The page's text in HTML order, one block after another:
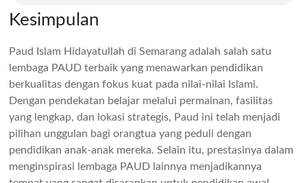
Kesimpulan
Paud Islam Hidayatullah di Semarang adalah salah satu
lembaga PAUD terbaik yang menawarkan pendidikan
berkualitas dengan fokus kuat pada nilai-nilai Islami.
Dengan pendekatan belajar melalui permainan, fasilitas
yang lengkap, dan lokasi strategis, Paud ini telah menjadi
pilihan unggulan bagi orangtua yang peduli dengan
pendidikan anak-anak mereka. Selain itu, prestasinya dalam
menginspirasi lembaga PAUD lainnya menjadikannya